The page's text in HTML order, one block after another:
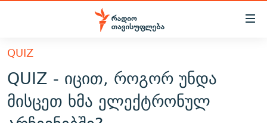
Accessibility
მთავარ
შინაარსზე
დაბრუნება
მთავარ
ᲐᲮᲐᲚᲘ ᲐᲛᲑᲔᲑᲘ
ᲗᲔᲛᲔᲑᲘ
ᲞᲝᲚᲘᲢᲘᲙᲐ
ᲕᲘᲓᲔᲝ
QUIZ
QUIZ - იცით, როგორ უნდა
მისცეთ ხმა ელექტრონულ